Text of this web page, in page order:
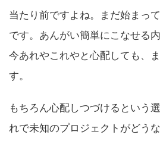
当たり前ですよね。まだ始まっ
です。あんがい簡単にこなせる
今あれやこれやと心配しても、
す。
もちろん心配しつづけるという
れで未知のプロジェクトがどう